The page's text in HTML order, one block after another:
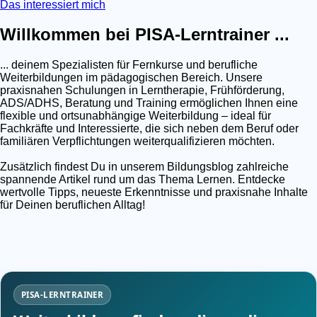
Das interessiert mich
Willkommen bei PISA-Lerntrainer ...
... deinem Spezialisten für Fernkurse und berufliche
Weiterbildungen im pädagogischen Bereich. Unsere
praxisnahen Schulungen in Lerntherapie, Frühförderung,
ADS/ADHS, Beratung und Training ermöglichen Ihnen eine
flexible und ortsunabhängige Weiterbildung – ideal für
Fachkräfte und Interessierte, die sich neben dem Beruf oder
familiären Verpflichtungen weiterqualifizieren möchten.
Zusätzlich findest Du in unserem Bildungsblog zahlreiche
spannende Artikel rund um das Thema Lernen. Entdecke
wertvolle Tipps, neueste Erkenntnisse und praxisnahe Inhalte
für Deinen beruflichen Alltag!
PISA-LERNTRAINER